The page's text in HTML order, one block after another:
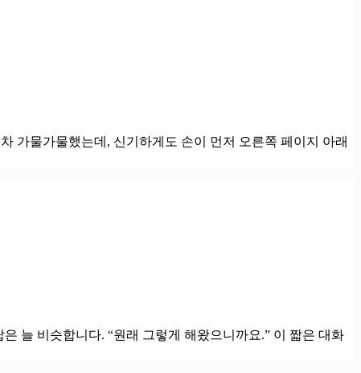
가물가물했는데, 신기하게도 손이 먼저 오른쪽 페이지 아래
늘 비슷합니다. “원래 그렇게 해왔으니까요.” 이 짧은 대화